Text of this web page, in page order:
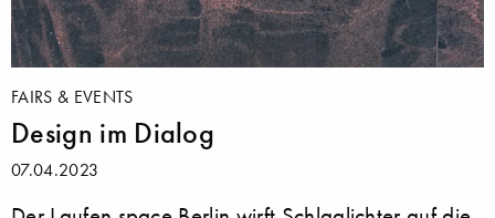
FAIRS & EVENTS
Design im Dialog
07.04.2023